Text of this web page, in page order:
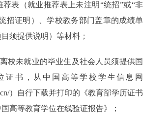
表（就业推荐表上未注明“统招”或“非
招证明）、学校教务部门盖章的成绩单
须提供说明）等材料；
校未就业的毕业生及社会人员须提供国
证书，从中国高等学校学生信息网
）自行下载并打印的《教育部学历证书
高等教育学位在线验证报告》；